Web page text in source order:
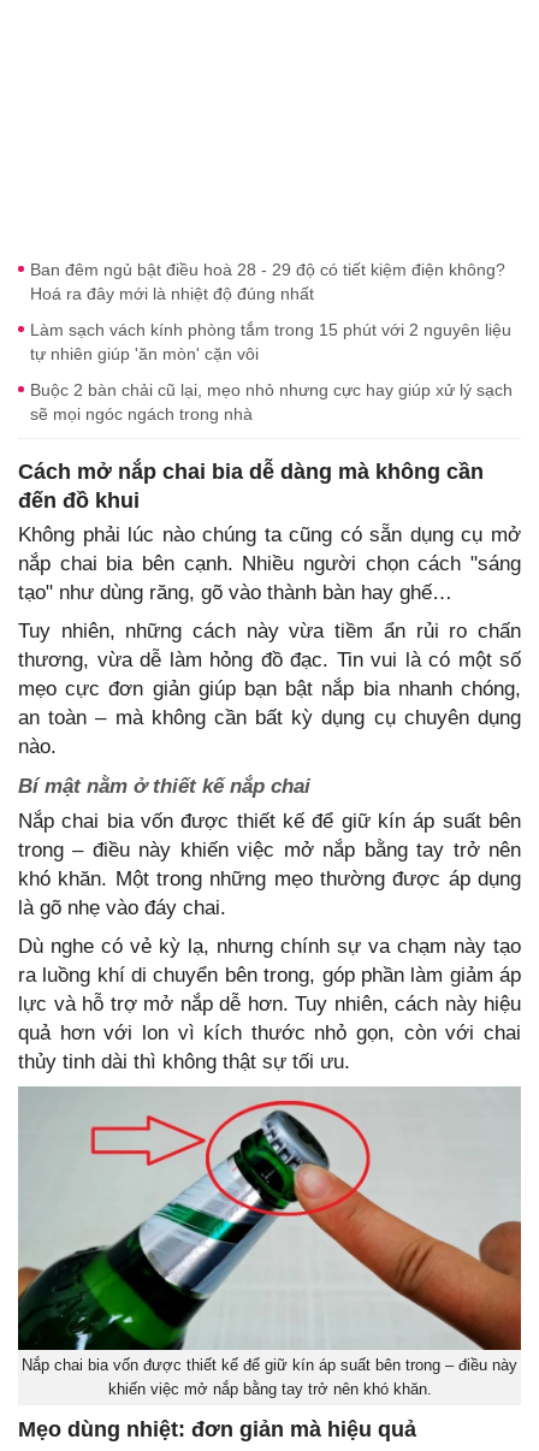
Ban đêm ngủ bật điều hoà 28 - 29 độ có tiết kiệm điện không?
Hoá ra đây mới là nhiệt độ đúng nhất
Làm sạch vách kính phòng tắm trong 15 phút với 2 nguyên liệu
tự nhiên giúp 'ăn mòn' cặn vôi
Buộc 2 bàn chải cũ lại, mẹo nhỏ nhưng cực hay giúp xử lý sạch
sẽ mọi ngóc ngách trong nhà
Cách mở nắp chai bia dễ dàng mà không cần
đến đồ khui
Không phải lúc nào chúng ta cũng có sẵn dụng cụ mở
nắp chai bia bên cạnh. Nhiều người chọn cách "sáng
tạo" như dùng răng, gõ vào thành bàn hay ghế…
Tuy nhiên, những cách này vừa tiềm ẩn rủi ro chấn
thương, vừa dễ làm hỏng đồ đạc. Tin vui là có một số
mẹo cực đơn giản giúp bạn bật nắp bia nhanh chóng,
an toàn – mà không cần bất kỳ dụng cụ chuyên dụng
nào.
Bí mật nằm ở thiết kế nắp chai
Nắp chai bia vốn được thiết kế để giữ kín áp suất bên
trong – điều này khiến việc mở nắp bằng tay trở nên
khó khăn. Một trong những mẹo thường được áp dụng
là gõ nhẹ vào đáy chai.
Dù nghe có vẻ kỳ lạ, nhưng chính sự va chạm này tạo
ra luồng khí di chuyển bên trong, góp phần làm giảm áp
lực và hỗ trợ mở nắp dễ hơn. Tuy nhiên, cách này hiệu
quả hơn với lon vì kích thước nhỏ gọn, còn với chai
thủy tinh dài thì không thật sự tối ưu.
Nắp chai bia vốn được thiết kế để giữ kín áp suất bên trong – điều này
khiến việc mở nắp bằng tay trở nên khó khăn.
Mẹo dùng nhiệt: đơn giản mà hiệu quả